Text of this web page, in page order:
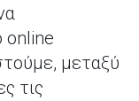
online
μεταξύ
τις